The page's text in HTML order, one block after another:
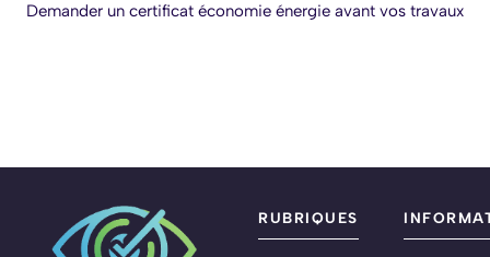
Demander un certificat économie énergie avant vos travaux
RUBRIQUES